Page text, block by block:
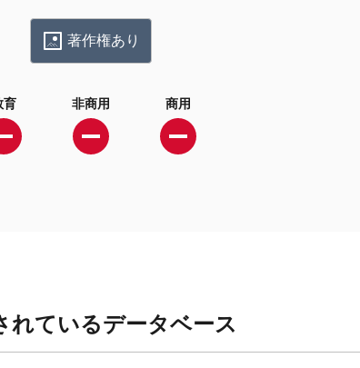
著作権あり
育 非商用 商用
れているデータベース